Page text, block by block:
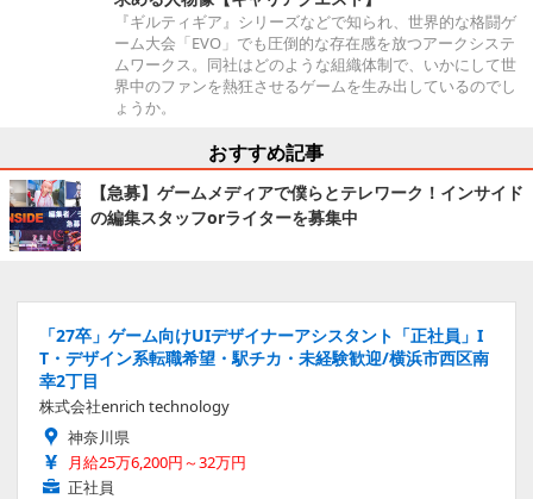
『ギルティギア』シリーズなどで知られ、世界的な格闘ゲ
ーム大会「EVO」でも圧倒的な存在感を放つアークシステ
ムワークス。同社はどのような組織体制で、いかにして世
界中のファンを熱狂させるゲームを生み出しているのでし
ょうか。
おすすめ記事
【急募】ゲームメディアで僕らとテレワーク！インサイド
の編集スタッフorライターを募集中
「27卒」ゲーム向けUIデザイナーアシスタント「正社員」I
T・デザイン系転職希望・駅チカ・未経験歓迎/横浜市西区南
幸2丁目
株式会社enrich technology
神奈川県
月給25万6,200円～32万円
正社員